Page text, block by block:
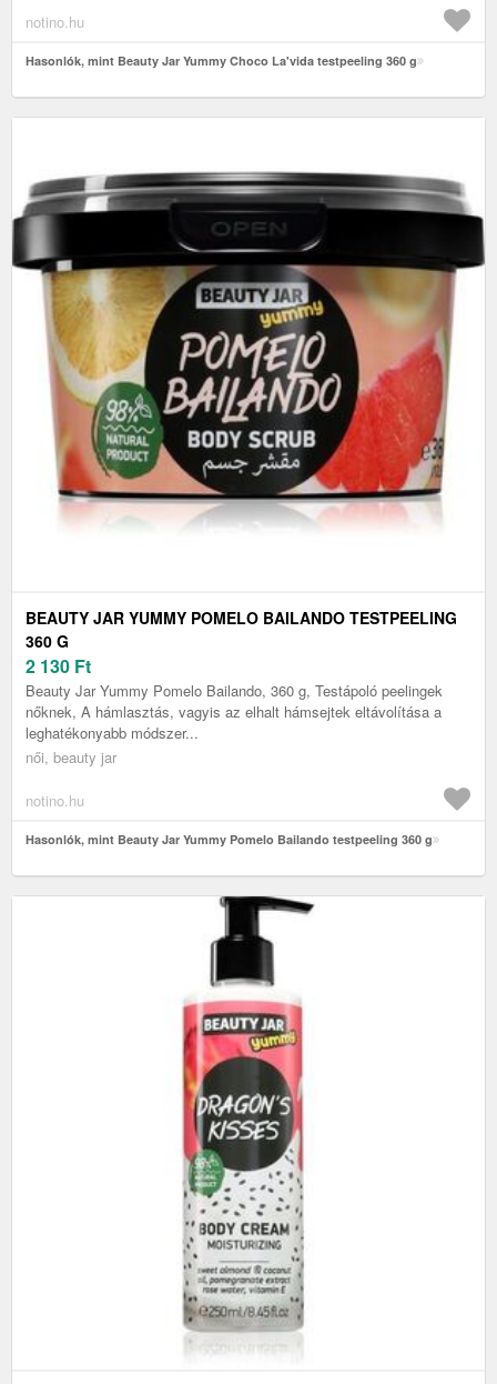
notino.hu
Hasonlók, mint Beauty Jar Yummy Choco La'vida testpeeling 360 g
BEAUTY JAR YUMMY POMELO BAILANDO TESTPEELING
360 G
2 130 Ft
Beauty Jar Yummy Pomelo Bailando, 360 g, Testápoló peelingek
nőknek, A hámlasztás, vagyis az elhalt hámsejtek eltávolítása a
leghatékonyabb módszer...
női, beauty jar
notino.hu
Hasonlók, mint Beauty Jar Yummy Pomelo Bailando testpeeling 360 g